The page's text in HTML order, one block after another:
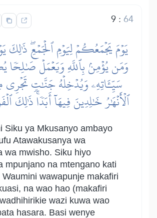
9:64
يَوۡمَ يَجۡمَعُكُمۡ لِيَوۡمِ ٱلۡجَمۡعِۖ ذَٰلِكَ
وَمَن يُؤۡمِنۢ بِٱللَّهِ وَيَعۡمَلۡ
سَيِّـَٔاتِهِۦ وَيُدۡخِلۡهُ جَنَّٰتٖ تَجۡرِي
ٱلۡأَنۡهَٰرُ خَٰلِدِينَ فِيهَآ أَبَدٗاۚ ذَٰلِكَ
Siku ya Mkusanyo ambayo
Atawakusanya wa
wa mwisho. Siku hiyo
mpunjano na mtengano kati
wawapunje makafiri
na wao hao (makafiri
wazi kuwa wao
hasara. Basi wenye